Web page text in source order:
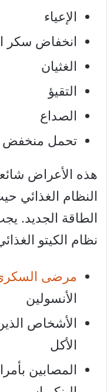
الإعياء
انخفاض سكر
الغثيان
التقيؤ
الصداع
تحمل منخفض
هذه الأعراض
النظام الغذائي
الطاقة الجديد.
نظام الكيتو
مرضى
الأنسولين
الأشخاص
الأكل
المصابين